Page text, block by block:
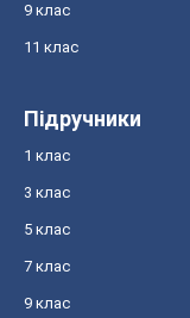
9 клас
11 клас
Підручники
1 клас
3 клас
5 клас
7 клас
9 клас